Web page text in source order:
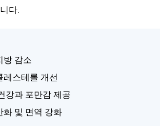
다.
감소
스테롤 개선
강과 포만감 제공
및 면역 강화